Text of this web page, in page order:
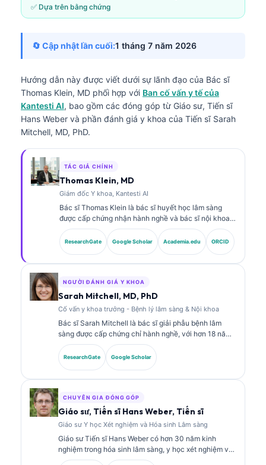
✅ Dựa trên bằng chứng
🔄 Cập nhật lần cuối:1 tháng 7 năm 2026
Hướng dẫn này được viết dưới sự lãnh đạo của Bác sĩ
Thomas Klein, MD phối hợp với Ban cố vấn y tế của
Kantesti AI, bao gồm các đóng góp từ Giáo sư, Tiến sĩ
Hans Weber và phần đánh giá y khoa của Tiến sĩ Sarah
Mitchell, MD, PhD.
TÁC GIẢ CHÍNH
Thomas Klein, MD
Giám đốc Y khoa, Kantesti AI
Bác sĩ Thomas Klein là bác sĩ huyết học lâm sàng
được cấp chứng nhận hành nghề và bác sĩ nội khoa,
với hơn 15 năm kinh nghiệm trong lĩnh vực y học xét
nghiệm và phân tích lâm sàng có hỗ trợ bởi AI. Với vai
trò Giám đốc Y khoa (Chief Medical Officer) tại
Bác sĩ Klein đã công bố nhiều bài viết về diễn giải
dấu ấn sinh học và chẩn đoán xét nghiệm trong các
ResearchGate Google Scholar Academia.edu ORCID
NGƯỜI ĐÁNH GIÁ Y KHOA
Sarah Mitchell, MD, PhD
Cố vấn y khoa trưởng - Bệnh lý lâm sàng & Nội khoa
Bác sĩ Sarah Mitchell là bác sĩ giải phẫu bệnh lâm
sàng được cấp chứng chỉ hành nghề, với hơn 18 năm
kinh nghiệm trong y học xét nghiệm và phân tích
chẩn đoán. Bà có các chứng chỉ chuyên sâu về hóa
sinh lâm sàng và đã công bố rộng rãi về các bảng dấu
ResearchGate Google Scholar
CHUYÊN GIA ĐÓNG GÓP
Giáo sư, Tiến sĩ Hans Weber, Tiến sĩ
Giáo sư Y học Xét nghiệm và Hóa sinh Lâm sàng
Giáo sư Tiến sĩ Hans Weber có hơn 30 năm kinh
nghiệm trong hóa sinh lâm sàng, y học xét nghiệm và
nghiên cứu dấu ấn sinh học. Ông từng là Chủ tịch của